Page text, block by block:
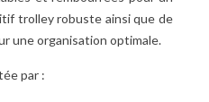
trolley robuste ainsi que de
une organisation optimale.
par :